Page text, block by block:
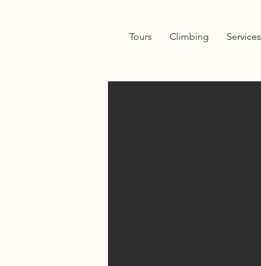
Tours Climbing Services